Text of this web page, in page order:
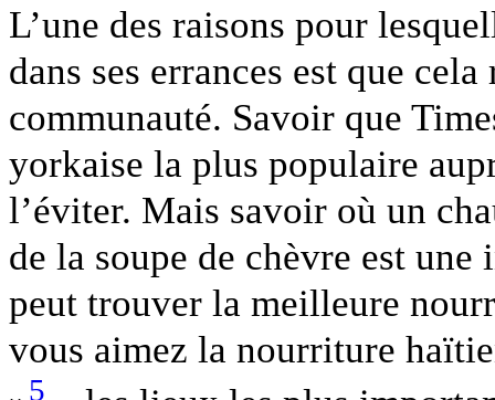
L’une des raisons pour
dans ses errances est que
communauté. Savoir que
yorkaise la plus populaire
l’éviter. Mais savoir où un
de la soupe de chèvre est
peut trouver la meilleure
vous aimez la nourriture
5